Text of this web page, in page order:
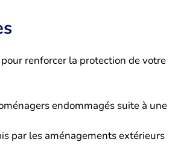
renforcer la protection de votre
endommagés suite à une
par les aménagements extérieurs